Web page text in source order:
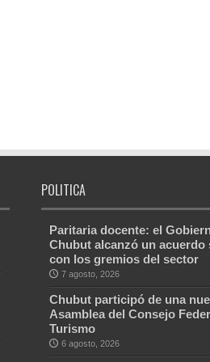
POLITICA
Paritaria docente: el
Chubut alcanzó un acuerdo
con los gremios del sector
7 agosto, 2026
Chubut participó de una
Asamblea del Consejo
Turismo
6 agosto, 2026